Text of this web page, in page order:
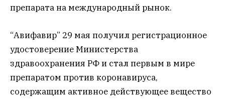
препарата на международный рынок.
“Авифавир” 29 мая получил регистрационное
удостоверение Министерства
здравоохранения РФ и стал первым в мире
препаратом против коронавируса,
содержащим активное действующее вещество